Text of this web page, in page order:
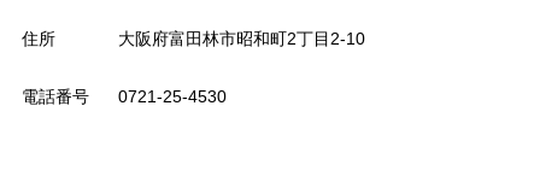
住所 大阪府富田林市昭和町2丁目2-10
電話番号 0721-25-4530